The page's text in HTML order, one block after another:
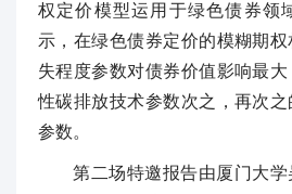
权定价模型运用于绿色债券领
示，在绿色债券定价的模糊期
失程度参数对债券价值影响最
性碳排放技术参数次之，再次
参数。
第二场特邀报告由厦门大